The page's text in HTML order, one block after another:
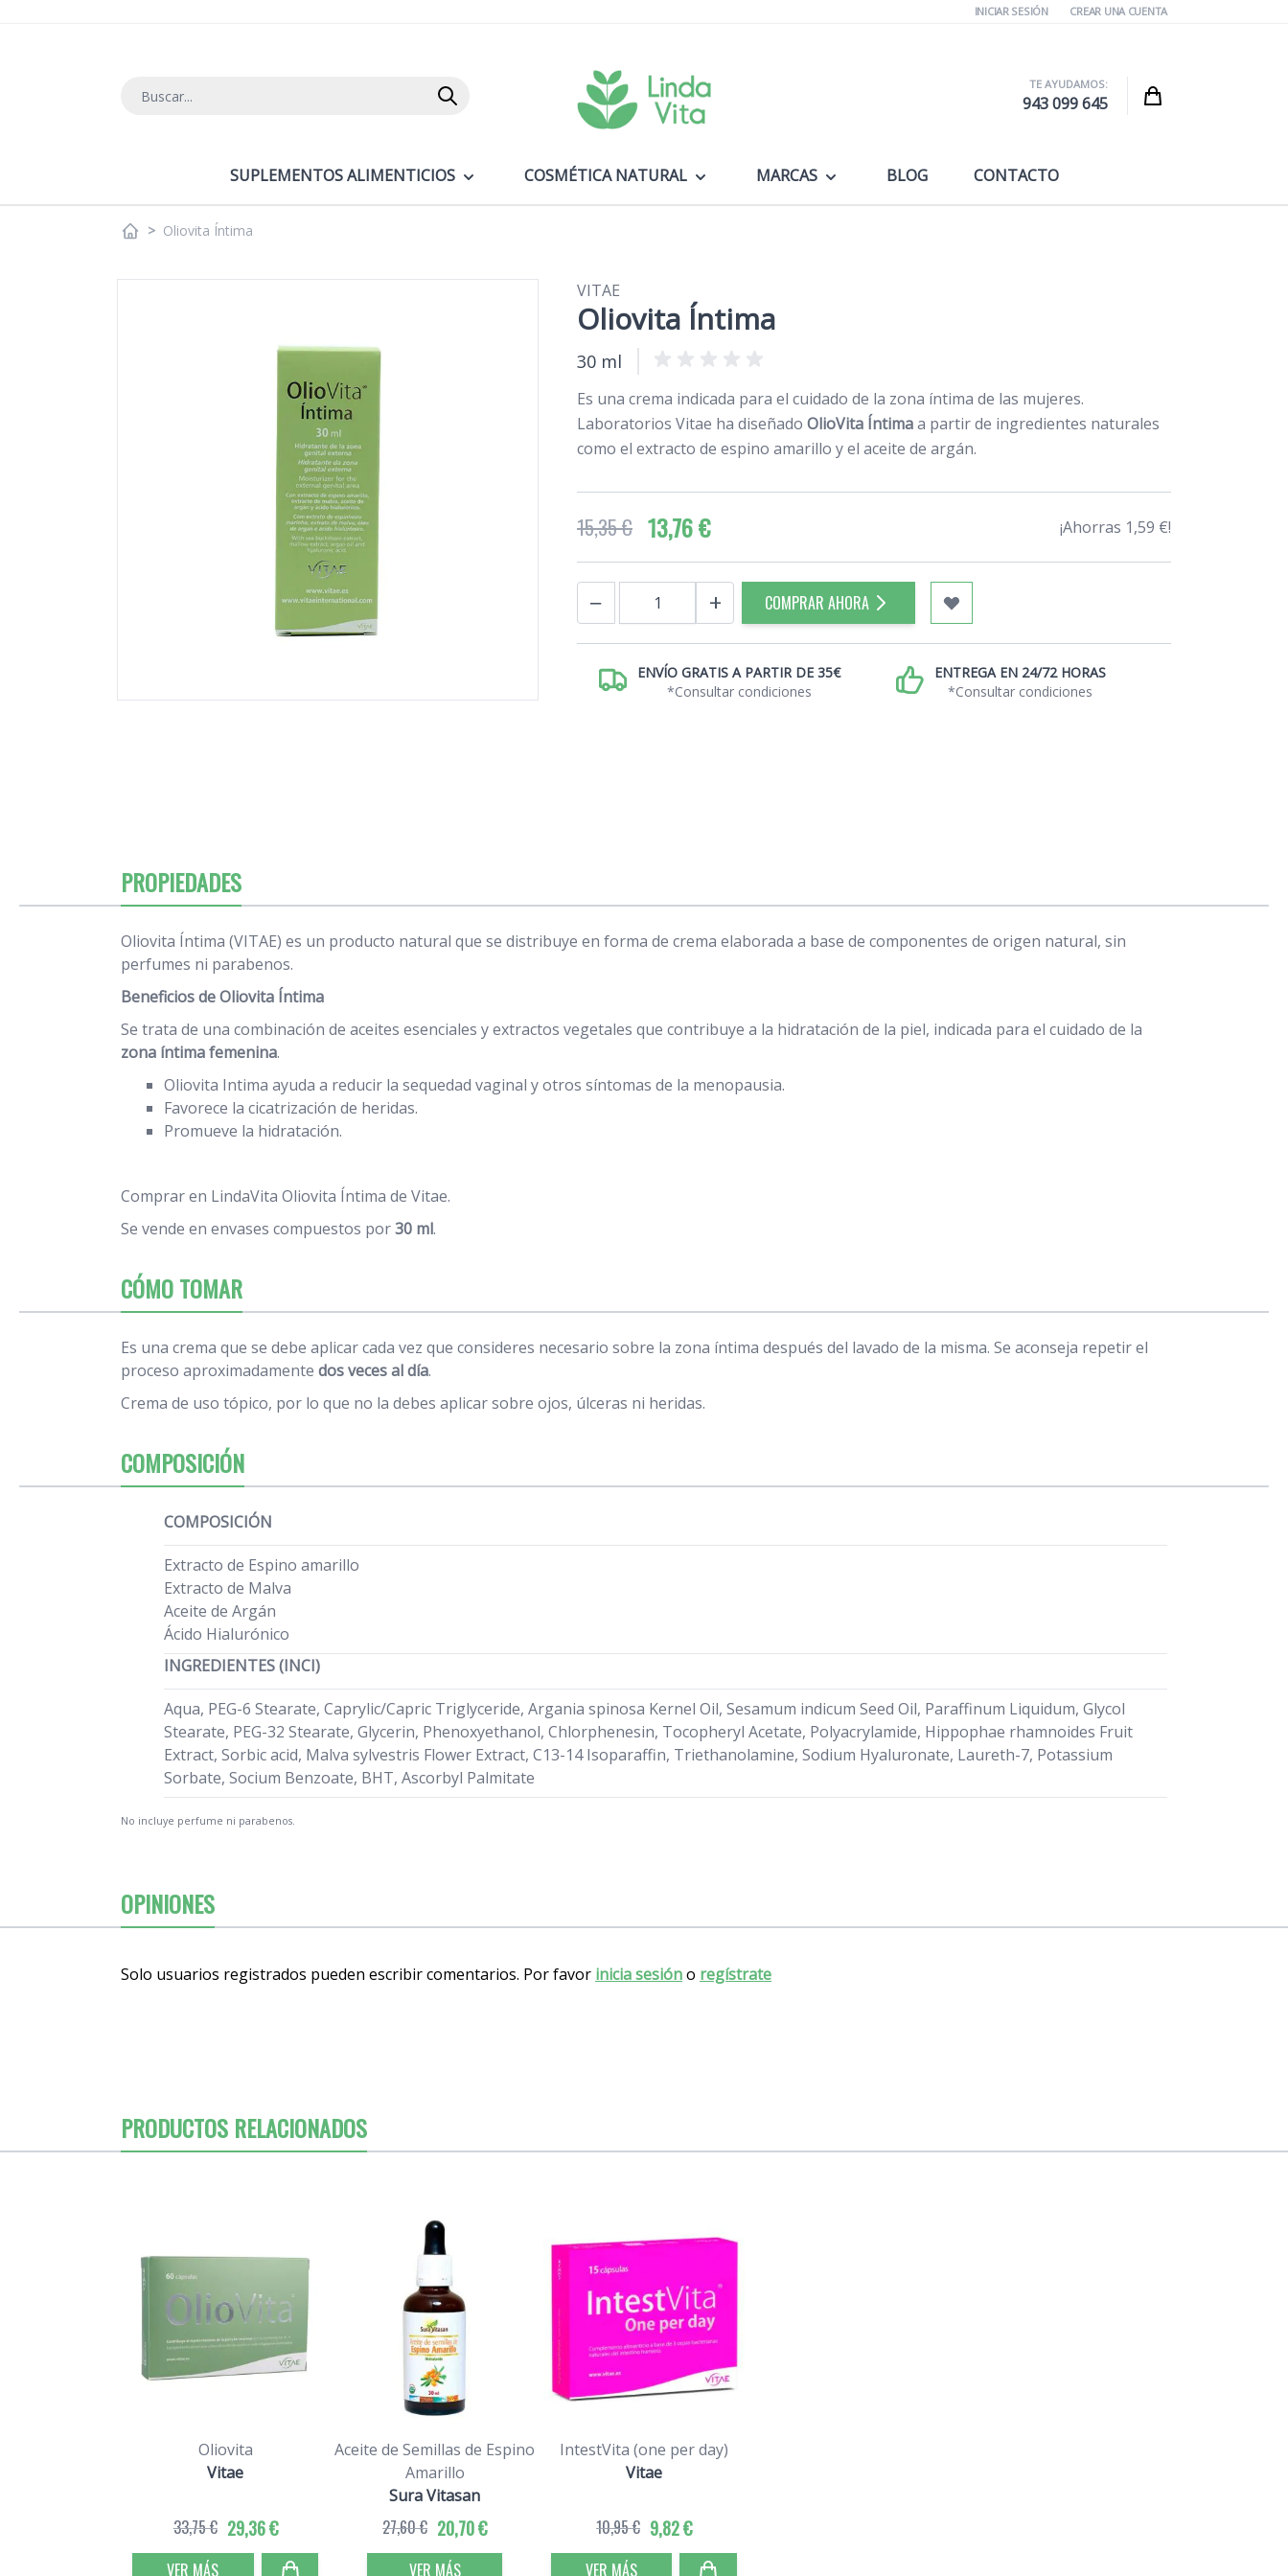
INICIAR SESIÓN CREAR UNA CUENTA
Buscar
TE AYUDAMOS:
943 099 645 Cart
SUPLEMENTOS ALIMENTICIOS COSMÉTICA NATURAL MARCAS BLOG CONTACTO
> Oliovita Íntima
VITAE
Oliovita Íntima
30 ml
Es una crema indicada para el cuidado de la zona íntima de las mujeres.
Laboratorios Vitae ha diseñado OlioVita Íntimaa partir de ingredientes naturales
como el extracto de espino amarillo y el aceite de argán.
15,35 € 13,76 € ¡Ahorras 1,59 €!
− + COMPRAR AHORA
ENVÍO GRATIS A PARTIR DE 35€
*Consultar condiciones
ENTREGA EN 24/72 HORAS
*Consultar condiciones
PROPIEDADES
Oliovita Íntima (VITAE) es un producto natural que se distribuye en forma de crema elaborada a base de componentes de origen natural, sin
perfumes ni parabenos.
Beneficios de Oliovita Íntima
Se trata de una combinación de aceites esenciales y extractos vegetales que contribuye a la hidratación de la piel, indicada para el cuidado de la
zona íntima femenina.
Oliovita Intima ayuda a reducir la sequedad vaginal y otros síntomas de la menopausia.
Favorece la cicatrización de heridas.
Promueve la hidratación.
Comprar en LindaVita Oliovita Íntima de Vitae.
Se vende en envases compuestos por30 ml.
CÓMO TOMAR
Es una crema que se debe aplicar cada vez que consideres necesario sobre la zona íntima después del lavado de la misma. Se aconseja repetir el
proceso aproximadamente dos veces al día.
Crema de uso tópico, por lo que no la debes aplicar sobre ojos, úlceras ni heridas.
COMPOSICIÓN
COMPOSICIÓN
Extracto de Espino amarillo
Extracto de Malva
Aceite de Argán
Ácido Hialurónico
INGREDIENTES (INCI)
Aqua, PEG-6 Stearate, Caprylic/Capric Triglyceride, Argania spinosa Kernel Oil, Sesamum indicum Seed Oil, Paraffinum Liquidum, Glycol
Stearate, PEG-32 Stearate, Glycerin, Phenoxyethanol, Chlorphenesin, Tocopheryl Acetate, Polyacrylamide, Hippophae rhamnoides Fruit
Extract, Sorbic acid, Malva sylvestris Flower Extract, C13-14 Isoparaffin, Triethanolamine, Sodium Hyaluronate, Laureth-7, Potassium
Sorbate, Socium Benzoate, BHT, Ascorbyl Palmitate
No incluye perfume ni parabenos.
OPINIONES
Solo usuarios registrados pueden escribir comentarios. Por favor inicia sesióno regístrate
PRODUCTOS RELACIONADOS
Oliovita
Vitae
29,36 €
33,75 €
VER MÁS
Aceite de Semillas de Espino
Amarillo
Sura Vitasan
20,70 €
27,60 €
VER MÁS
IntestVita (one per day)
Vitae
9,82 €
10,95 €
VER MÁS